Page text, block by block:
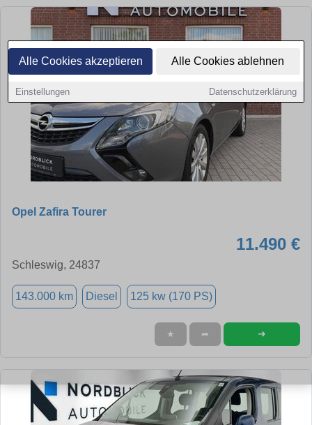
Alle Cookies akzeptieren Alle Cookies ablehnen
Einstellungen Datenschutzerklärung
Opel Zafira Tourer
11.490 €
Schleswig, 24837
143.000 km Diesel 125 kw (170 PS)
★ ➦ ➜